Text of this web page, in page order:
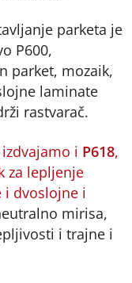
parketa je
P600,
parket, mozaik,
laminate
rastvarač.
i P618,
za lepljenje
i dvoslojne i
mirisa,
i trajne i